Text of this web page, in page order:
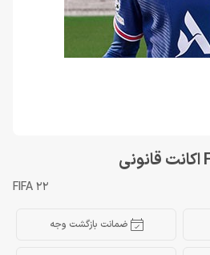
FIFA 22
ضمانت بازگشت وجه